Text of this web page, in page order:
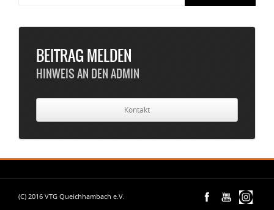
BEITRAG MELDEN
HINWEIS AN DEN ADMIN
Kontakt
(C) 2016 VTG Queichhambach e.V.